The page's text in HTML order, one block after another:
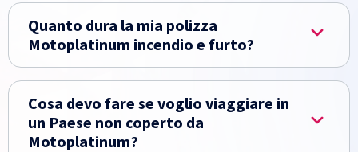
Quanto dura la mia polizza
Motoplatinum incendio e furto?
Cosa devo fare se voglio viaggiare in
un Paese non coperto da
Motoplatinum?